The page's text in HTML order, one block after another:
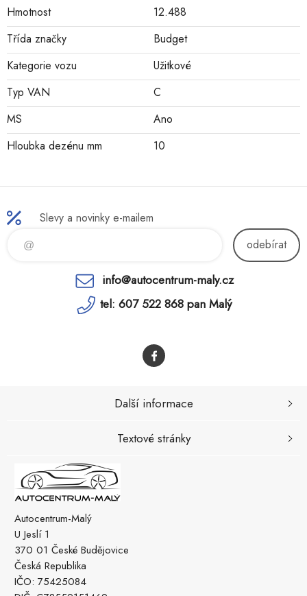
Hmotnost
12.488
Třída značky
Budget
Kategorie vozu
Užitkové
Typ VAN
C
MS
Ano
Hloubka dezénu mm
10
Slevy a novinky e-mailem
odebírat
info@autocentrum-maly.cz
tel: 607 522 868 pan Malý
Autocentrum-Malý
U Jeslí 1
370 01 České Budějovice
Česká Republika
IČO: 75425084
Další informace
Textové stránky